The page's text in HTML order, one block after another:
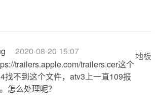
地板
2020-08-20 15:07
trailers.apple.com/trailers.cer这个
找不到这个文件，atv3上一直109报
怎么处理呢？